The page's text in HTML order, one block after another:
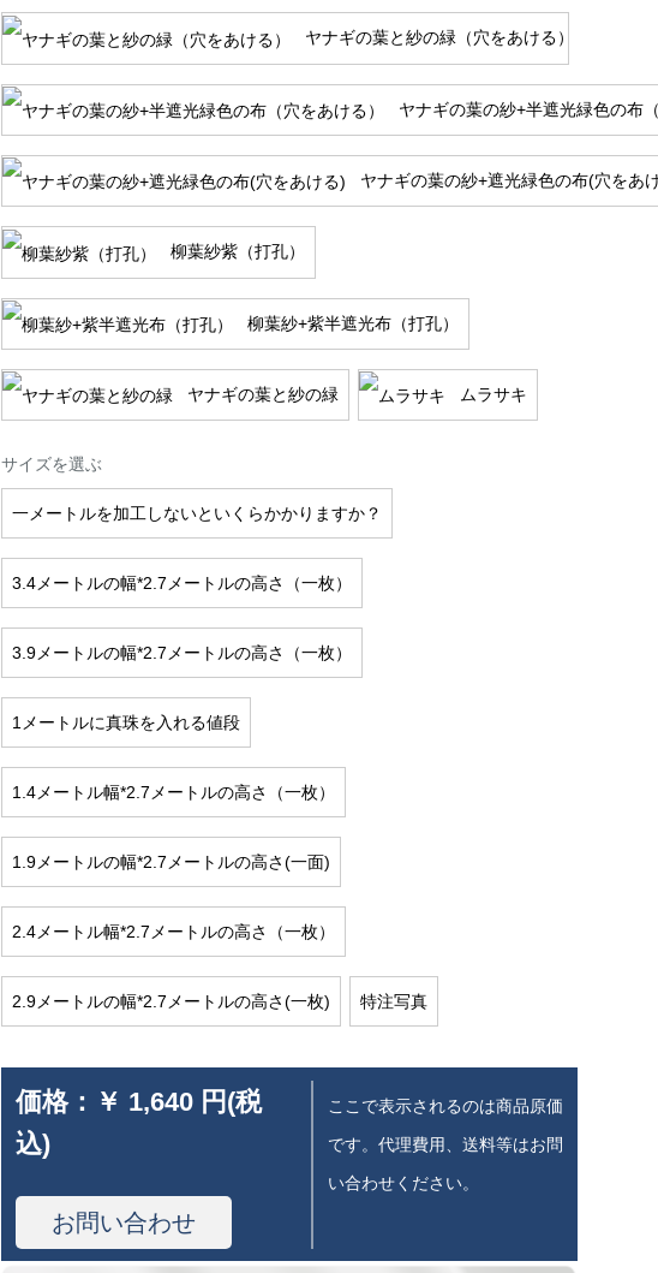
ヤナギの葉と紗の緑（穴をあける）
ヤナギの葉の紗+半遮光緑色の布
ヤナギの葉の紗+遮光緑色の布(穴をあ
柳葉紗紫（打孔）
柳葉紗+紫半遮光布（打孔）
ヤナギの葉と紗の緑 ムラサキ
サイズを選ぶ
一メートルを加工しないといくらかかりますか？
3.4メートルの幅*2.7メートルの高さ（一枚）
3.9メートルの幅*2.7メートルの高さ（一枚）
1メートルに真珠を入れる値段
1.4メートル幅*2.7メートルの高さ（一枚）
1.9メートルの幅*2.7メートルの高さ(一面)
2.4メートル幅*2.7メートルの高さ（一枚）
2.9メートルの幅*2.7メートルの高さ(一枚) 特注写真
価格： ￥ 1,640 円(税
込)
お問い合わせ
ここで表示されるのは商品原価
です。代理費用、送料等はお問
い合わせください。